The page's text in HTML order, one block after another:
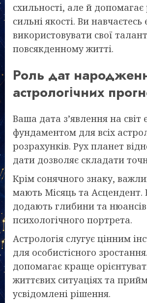
схильності, але й
сильні якості. Ви
використовувати свої
повсякденному житті.
Роль дат
астрологічних
Ваша дата з’явлення на світ
фундаментом для всіх
розрахунків. Рух планет
дати дозволяє складати
Крім сонячного знаку,
мають Місяць та Асцендент.
додають глибини та
психологічного портрета.
Астрологія слугує цінним
для особистісного
допомагає краще
життєвих ситуаціях та
усвідомлені рішення.